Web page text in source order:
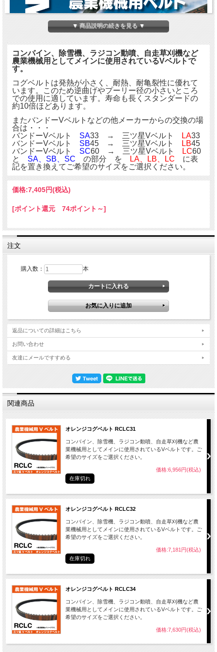
▼ 商品説明の続きを見る ▼
コンバイン、除雪機、ラジコン動噴、自走草刈機など
農業機械用としてメインに使用されているVベルトで
す。
コグベルトは発熱が小さく、耐熱、耐亀裂性に優れて
います。このため逆曲げやプーリー径の小さいところ
での使用に適しています。寿命も長くスタンダードの
約10倍ほどあります。
またバンドーVベルトなどの他メーカーからの交換の場
合は・・・
バンドーVベルト SA33 → 三ツ星Vベルト LA33
バンドーVベルト SB45 → 三ツ星Vベルト LB45
バンドーVベルト SC60 → 三ツ星Vベルト LC60
と SA、SB、SC の部分 を LA、LB、LC に表
記を置き換えてご希望のサイズをご選択ください。
価格:7,405円(税込)
[ポイント還元 74ポイント～]
注文
購入数： 本
返品についての詳細はこちら
お問い合わせ
友達にメールですすめる
関連商品
オレンジコグベルト RCLC31
コンバイン、除雪機、ラジコン動噴、自走草刈機など農
業機械用としてメインに使用されているVベルトです。ご
希望のサイズをご選択ください。
価格:6,956円(税込)
在庫切れ
オレンジコグベルト RCLC32
コンバイン、除雪機、ラジコン動噴、自走草刈機など農
業機械用としてメインに使用されているVベルトです。ご
希望のサイズをご選択ください。
価格:7,181円(税込)
在庫切れ
オレンジコグベルト RCLC34
コンバイン、除雪機、ラジコン動噴、自走草刈機など農
業機械用としてメインに使用されているVベルトです。ご
希望のサイズをご選択ください。
価格:7,630円(税込)